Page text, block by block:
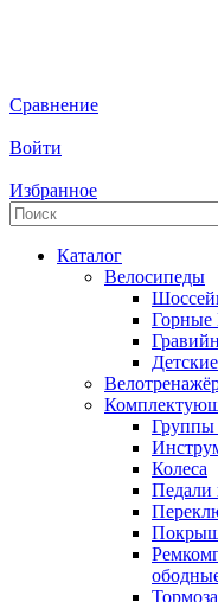
Сравнение
Войти
Избранное
Каталог
Велосипеды
Группы
Колеса
Тормоза